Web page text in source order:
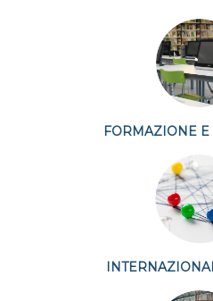
FORMAZIONE